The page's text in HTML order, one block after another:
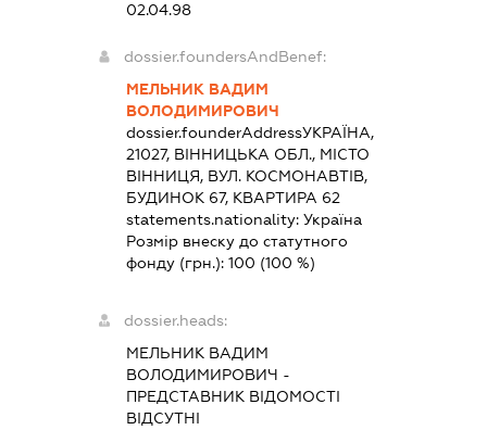
02.04.98
dossier.foundersAndBenef:
МЕЛЬНИК ВАДИМ
ВОЛОДИМИРОВИЧ
dossier.founderAddressУКРАЇНА,
21027, ВІННИЦЬКА ОБЛ., МІСТО
ВІННИЦЯ, ВУЛ. КОСМОНАВТІВ,
БУДИНОК 67, КВАРТИРА 62
statements.nationality:Україна
Розмір внеску до статутного
фонду (грн.):100 (100 %)
dossier.heads:
МЕЛЬНИК ВАДИМ
ВОЛОДИМИРОВИЧ -
ПРЕДСТАВНИК ВІДОМОСТІ
ВІДСУТНІ